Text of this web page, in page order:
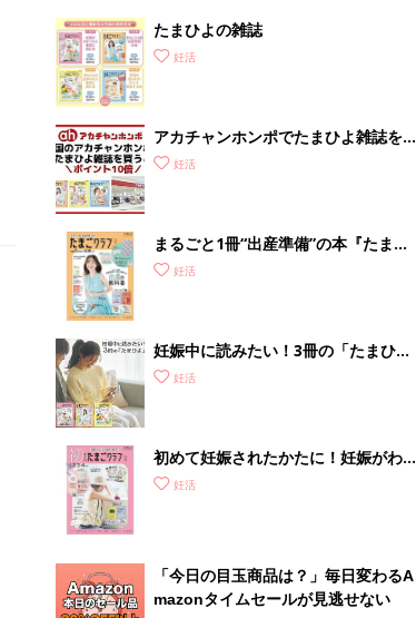
たまひよの雑誌
妊活
アカチャンホンポでたまひよ雑誌を買
うとポイント10倍【期間限定】
妊活
まるごと1冊“出産準備”の本『たまご
クラブ 夏号』〈スペシャル大特集〉
妊活
妊娠中に読みたい！3冊の「たまひ
よ」妊活
初めて妊娠されたかたに！妊娠がわか
ったら最初に読む本『初めてのたまご
妊活
「今日の目玉商品は？」毎日変わるA
mazonタイムセールが見逃せない